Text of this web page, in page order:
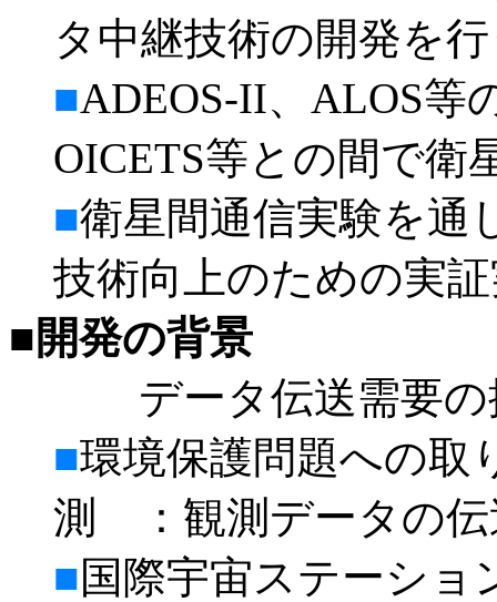
タ中継技術の開発を
■ADEOS-II、ALOS等
OICETS等との間で衛
■衛星間通信実験を通
技術向上のための実
■開発の背景
データ伝送需要の
■環境保護問題への取
測 ：観測データの伝
■国際宇宙ステーショ